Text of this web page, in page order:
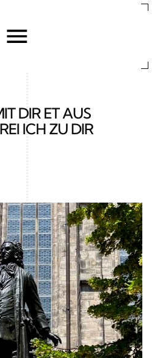
DIR ET AUS
ICH ZU DIR